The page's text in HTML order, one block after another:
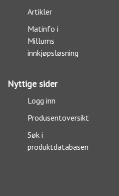
Artikler
Matinfo i
Millums
innkjøpsløsning
Nyttige sider
Logg inn
Produsentoversikt
Søk i
produktdatabasen